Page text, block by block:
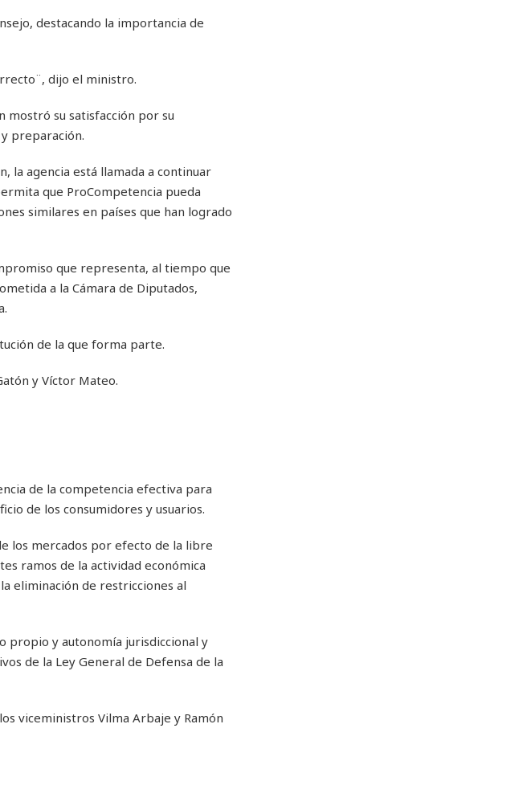
destacando la importancia de
dijo el ministro.
mostró su satisfacción por su
preparación.
la agencia está llamada a continuar
que ProCompetencia pueda
similares en países que han logrado
que representa, al tiempo que
a la Cámara de Diputados,
de la que forma parte.
y Víctor Mateo.
de la competencia efectiva para
de los consumidores y usuarios.
los mercados por efecto de la libre
ramos de la actividad económica
eliminación de restricciones al
propio y autonomía jurisdiccional y
de la Ley General de Defensa de la
viceministros Vilma Arbaje y Ramón